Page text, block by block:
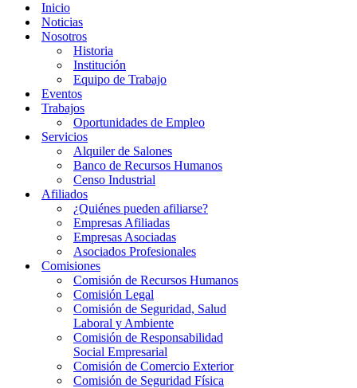
Inicio
Noticias
Nosotros
Historia
Institución
Equipo de Trabajo
Eventos
Trabajos
Oportunidades de Empleo
Servicios
Alquiler de Salones
Banco de Recursos Humanos
Censo Industrial
Afiliados
¿Quiénes pueden afiliarse?
Empresas Afiliadas
Empresas Asociadas
Asociados Profesionales
Comisiones
Comisión de Recursos Humanos
Comisión Legal
Comisión de Seguridad, Salud
Laboral y Ambiente
Comisión de Responsabilidad
Social Empresarial
Comisión de Comercio Exterior
Comisión de Seguridad Física